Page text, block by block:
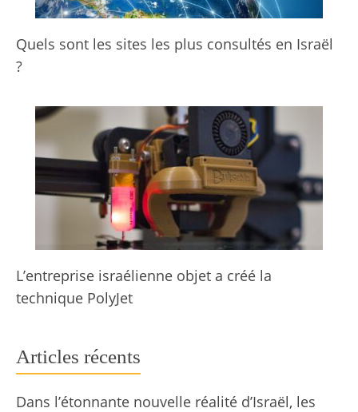
Quels sont les sites les plus consultés en Israël
?
L’entreprise israélienne objet a créé la
technique PolyJet
Articles récents
Dans l’étonnante nouvelle réalité d’Israël, les